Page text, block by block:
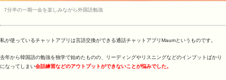
7分半の一期一会を楽しみながら外国語勉強
私が使っているチャットアプリは言語交換ができる通話チャットアプリMaumというものです。
去年から韓国語の勉強を独学で始めたものの、リーディングやリスニングなどのインプットばかり
になってしまい会話練習などのアウトプットができないことが悩みでした。